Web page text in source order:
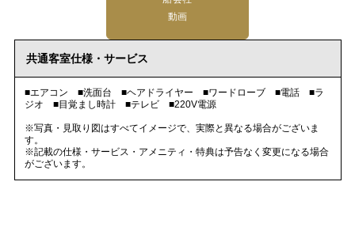
動画
共通客室仕様・サービス
■エアコン ■洗面台 ■ヘアドライヤー ■ワードローブ ■電話 ■ラ
ジオ ■目覚まし時計 ■テレビ ■220V電源
※写真・見取り図はすべてイメージで、実際と異なる場合がございま
す。
※記載の仕様・サービス・アメニティ・特典は予告なく変更になる場合
がございます。